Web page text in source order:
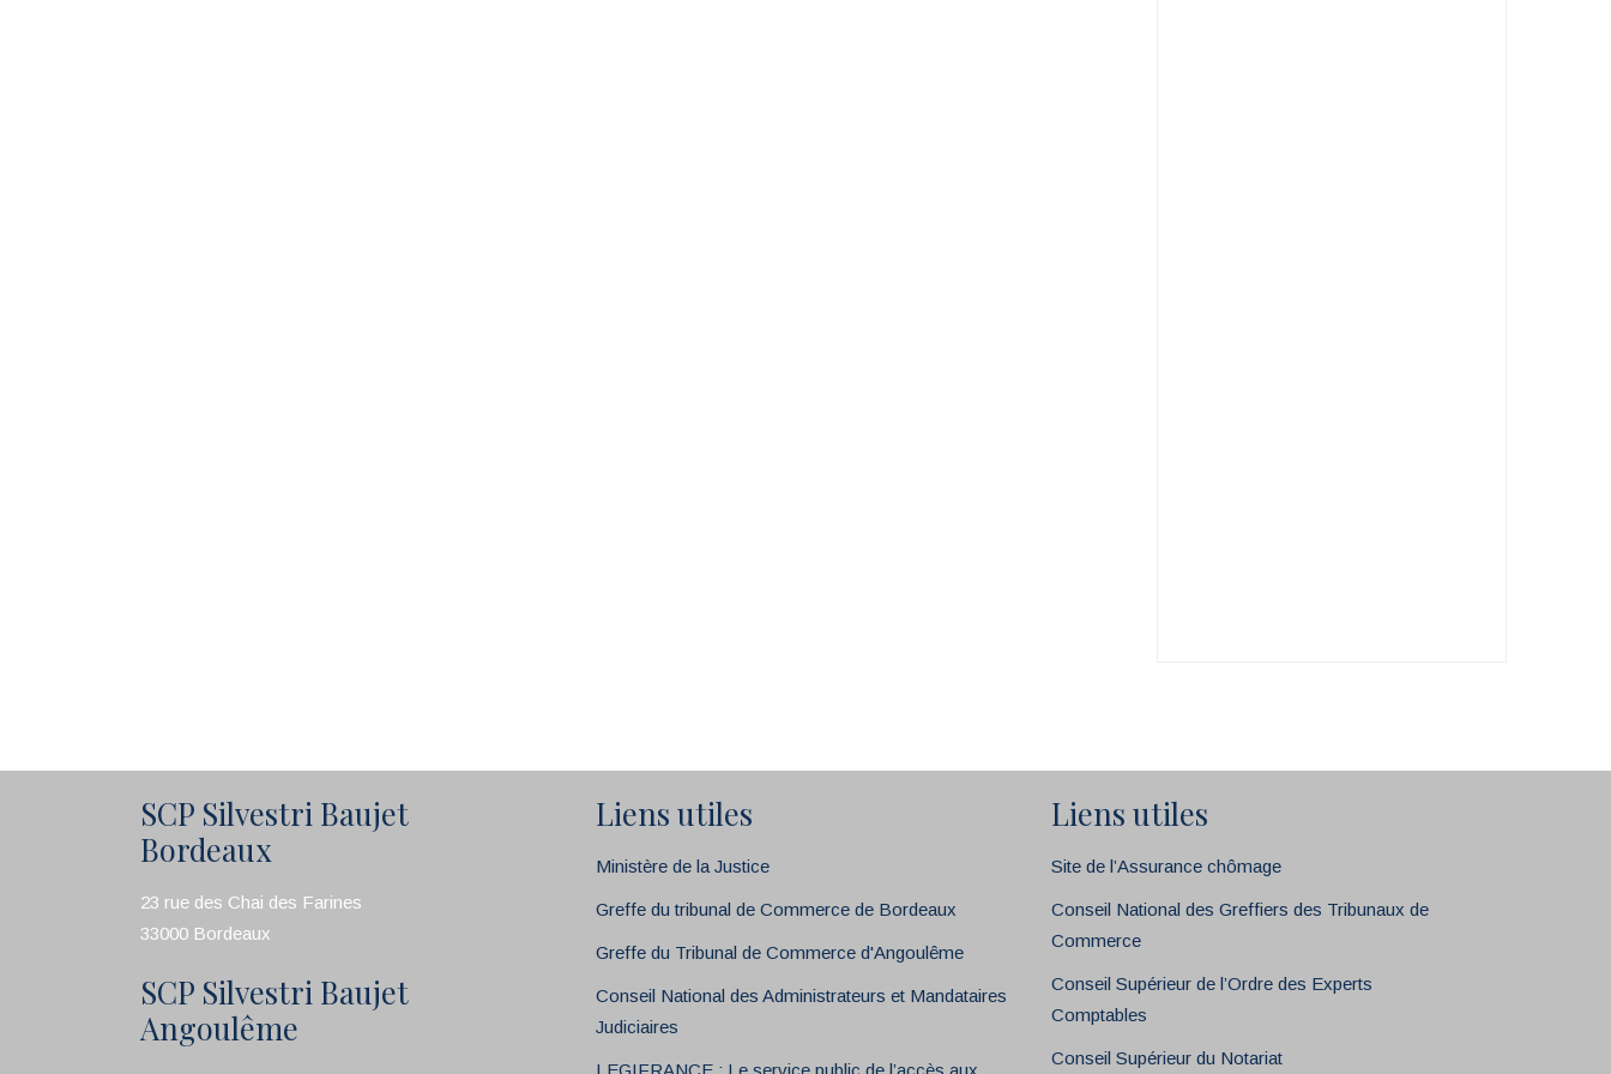
SCP Silvestri Baujet
Bordeaux
23 rue des Chai des Farines
33000 Bordeaux
SCP Silvestri Baujet
Angoulême
Liens utiles
Ministère de la Justice
Greffe du tribunal de Commerce de Bordeaux
Greffe du Tribunal de Commerce d'Angoulême
Conseil National des Administrateurs et Mandataires
Judiciaires
LEGIFRANCE : Le service public de l’accès aux
Liens utiles
Site de l’Assurance chômage
Conseil National des Greffiers des Tribunaux de
Commerce
Conseil Supérieur de l’Ordre des Experts
Comptables
Conseil Supérieur du Notariat